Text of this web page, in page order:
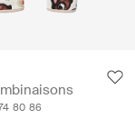
80 86